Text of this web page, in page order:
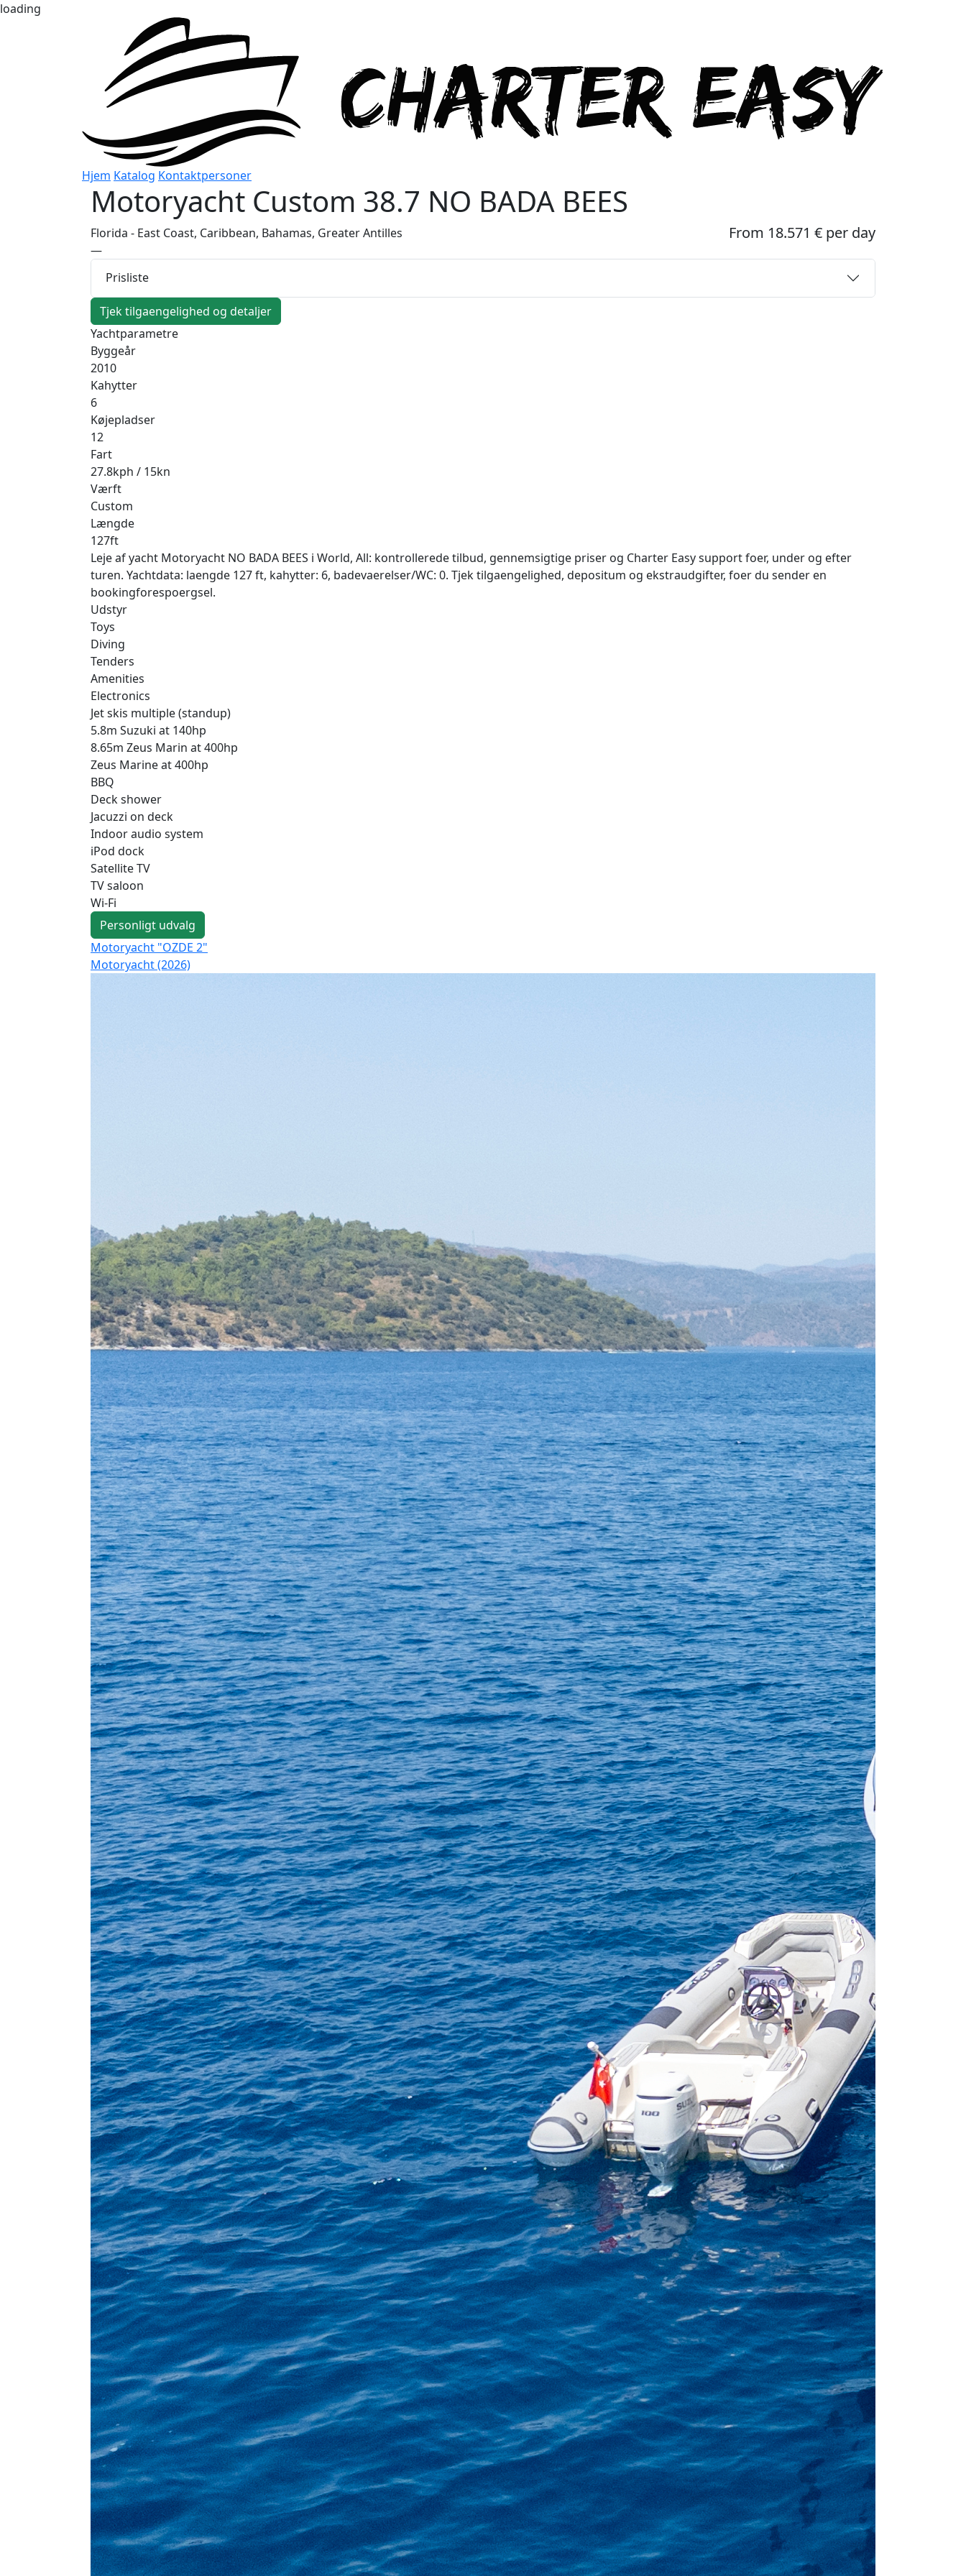
loading
Hjem Katalog Kontaktpersoner
Motoryacht Custom 38.7 NO BADA BEES
From 18.571 € per day
Florida - East Coast, Caribbean, Bahamas, Greater Antilles
—
Prisliste
Tjek tilgaengelighed og detaljer
Yachtparametre
Byggeår
2010
Kahytter
6
Køjepladser
12
Fart
27.8kph / 15kn
Værft
Custom
Længde
127ft
Leje af yacht Motoryacht NO BADA BEES i World, All: kontrollerede tilbud, gennemsigtige priser og Charter Easy support foer, under og efter
turen. Yachtdata: laengde 127 ft, kahytter: 6, badevaerelser/WC: 0. Tjek tilgaengelighed, depositum og ekstraudgifter, foer du sender en
bookingforespoergsel.
Udstyr
Toys
Diving
Tenders
Amenities
Electronics
Jet skis multiple (standup)
5.8m Suzuki at 140hp
8.65m Zeus Marin at 400hp
Zeus Marine at 400hp
BBQ
Deck shower
Jacuzzi on deck
Indoor audio system
iPod dock
Satellite TV
TV saloon
Wi-Fi
Personligt udvalg
Motoryacht "OZDE 2"
Motoryacht (2026)